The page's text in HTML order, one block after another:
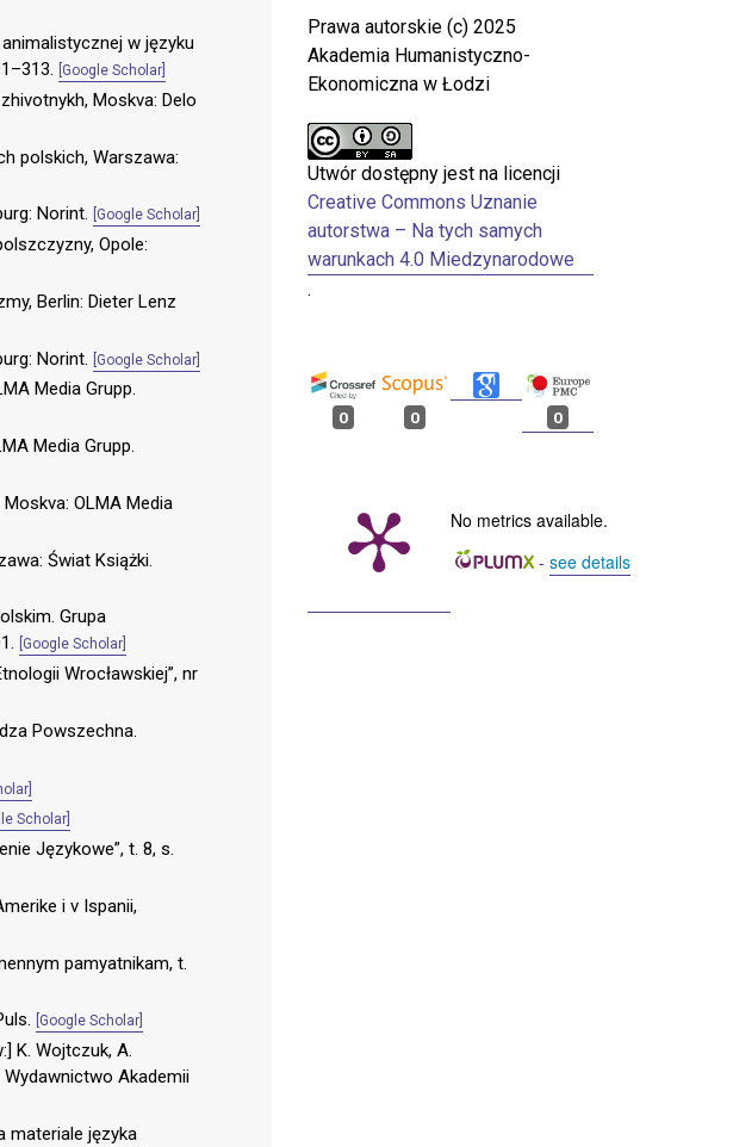
w języku
[Google Scholar]
Moskva: Delo
polskich, Warszawa:
Norint. [Google Scholar]
Opole:
Berlin: Dieter Lenz
Norint. [Google Scholar]
Media Grupp.
Media Grupp.
OLMA Media
Świat Książki.
Grupa
[Google Scholar]
Wrocławskiej”, nr
Powszechna.
Scholar]
Językowe”, t. 8, s.
i v Ispanii,
pamyatnikam, t.
[Google Scholar]
K. Wojtczuk, A.
Akademii
materiale języka
Prawa autorskie (c) 2025
Akademia Humanistyczno-
Ekonomiczna w Łodzi
Utwór dostępny jest na licencji
Creative Commons Uznanie
autorstwa – Na tych samych
warunkach 4.0 Miedzynarodowe
.
0 0 0
No metrics available.
- see details